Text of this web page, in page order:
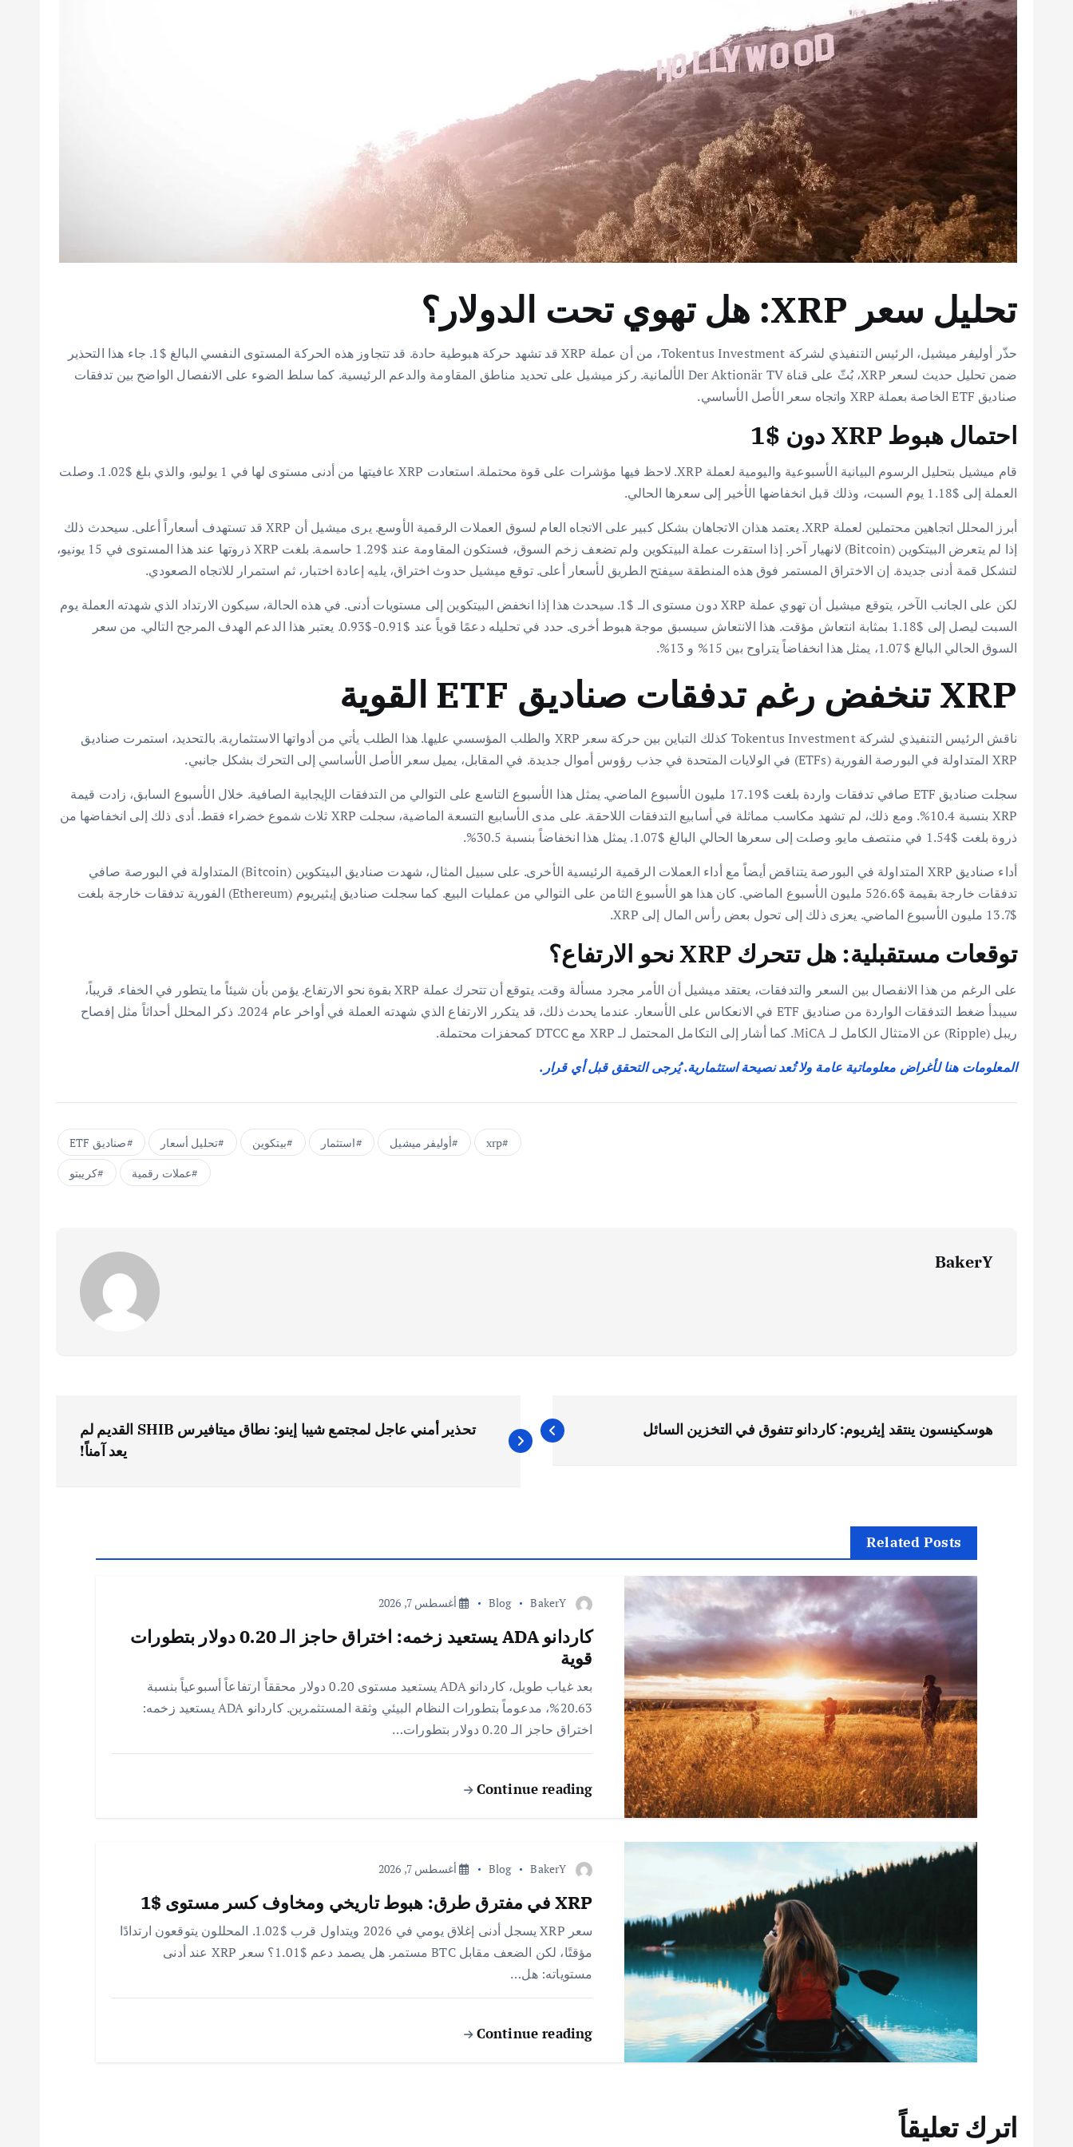
تحليل سعر XRP: هل تهوي تحت الدولار؟
حذّر أوليفر ميشيل، الرئيس التنفيذي لشركة Tokentus Investment، من أن عملة XRP قد تشهد حركة هبوطية حادة. قد تتجاوز هذه الحركة المستوى النفسي البالغ $1. جاء هذا التحذير
ضمن تحليل حديث لسعر XRP، بُثّ على قناة Der Aktionär TV الألمانية. ركز ميشيل على تحديد مناطق المقاومة والدعم الرئيسية. كما سلط الضوء على الانفصال الواضح بين تدفقات
صناديق ETF الخاصة بعملة XRP واتجاه سعر الأصل الأساسي.
احتمال هبوط XRP دون $1
قام ميشيل بتحليل الرسوم البيانية الأسبوعية واليومية لعملة XRP. لاحظ فيها مؤشرات على قوة محتملة. استعادت XRP عافيتها من أدنى مستوى لها في 1 يوليو، والذي بلغ $1.02. وصلت
العملة إلى $1.18 يوم السبت، وذلك قبل انخفاضها الأخير إلى سعرها الحالي.
أبرز المحلل اتجاهين محتملين لعملة XRP. يعتمد هذان الاتجاهان بشكل كبير على الاتجاه العام لسوق العملات الرقمية الأوسع. يرى ميشيل أن XRP قد تستهدف أسعاراً أعلى. سيحدث ذلك
إذا لم يتعرض البيتكوين (Bitcoin) لانهيار آخر. إذا استقرت عملة البيتكوين ولم تضعف زخم السوق، فستكون المقاومة عند $1.29 حاسمة. بلغت XRP ذروتها عند هذا المستوى في 15 يونيو،
لتشكل قمة أدنى جديدة. إن الاختراق المستمر فوق هذه المنطقة سيفتح الطريق لأسعار أعلى. توقع ميشيل حدوث اختراق، يليه إعادة اختبار، ثم استمرار للاتجاه الصعودي.
لكن على الجانب الآخر، يتوقع ميشيل أن تهوي عملة XRP دون مستوى الـ $1. سيحدث هذا إذا انخفض البيتكوين إلى مستويات أدنى. في هذه الحالة، سيكون الارتداد الذي شهدته العملة يوم
السبت ليصل إلى $1.18 بمثابة انتعاش مؤقت. هذا الانتعاش سيسبق موجة هبوط أخرى. حدد في تحليله دعمًا قوياً عند $0.91-$0.93. يعتبر هذا الدعم الهدف المرجح التالي. من سعر
السوق الحالي البالغ $1.07، يمثل هذا انخفاضاً يتراوح بين 15% و 13%.
XRP تنخفض رغم تدفقات صناديق ETF القوية
ناقش الرئيس التنفيذي لشركة Tokentus Investment كذلك التباين بين حركة سعر XRP والطلب المؤسسي عليها. هذا الطلب يأتي من أدواتها الاستثمارية. بالتحديد، استمرت صناديق
XRP المتداولة في البورصة الفورية (ETFs) في الولايات المتحدة في جذب رؤوس أموال جديدة. في المقابل، يميل سعر الأصل الأساسي إلى التحرك بشكل جانبي.
سجلت صناديق ETF صافي تدفقات واردة بلغت $17.19 مليون الأسبوع الماضي. يمثل هذا الأسبوع التاسع على التوالي من التدفقات الإيجابية الصافية. خلال الأسبوع السابق، زادت قيمة
XRP بنسبة 10.4%. ومع ذلك، لم تشهد مكاسب مماثلة في أسابيع التدفقات اللاحقة. على مدى الأسابيع التسعة الماضية، سجلت XRP ثلاث شموع خضراء فقط. أدى ذلك إلى انخفاضها من
ذروة بلغت $1.54 في منتصف مايو. وصلت إلى سعرها الحالي البالغ $1.07. يمثل هذا انخفاضاً بنسبة 30.5%.
أداء صناديق XRP المتداولة في البورصة يتناقض أيضاً مع أداء العملات الرقمية الرئيسية الأخرى. على سبيل المثال، شهدت صناديق البيتكوين (Bitcoin) المتداولة في البورصة صافي
تدفقات خارجة بقيمة $526.6 مليون الأسبوع الماضي. كان هذا هو الأسبوع الثامن على التوالي من عمليات البيع. كما سجلت صناديق إيثيريوم (Ethereum) الفورية تدفقات خارجة بلغت
$13.7 مليون الأسبوع الماضي. يعزى ذلك إلى تحول بعض رأس المال إلى XRP.
توقعات مستقبلية: هل تتحرك XRP نحو الارتفاع؟
على الرغم من هذا الانفصال بين السعر والتدفقات، يعتقد ميشيل أن الأمر مجرد مسألة وقت. يتوقع أن تتحرك عملة XRP بقوة نحو الارتفاع. يؤمن بأن شيئاً ما يتطور في الخفاء. قريباً،
سيبدأ ضغط التدفقات الواردة من صناديق ETF في الانعكاس على الأسعار. عندما يحدث ذلك، قد يتكرر الارتفاع الذي شهدته العملة في أواخر عام 2024. ذكر المحلل أحداثاً مثل إفصاح
ريبل (Ripple) عن الامتثال الكامل لـ MiCA. كما أشار إلى التكامل المحتمل لـ XRP مع DTCC كمحفزات محتملة.
المعلومات هنا لأغراض معلوماتية عامة ولا تُعد نصيحة استثمارية. يُرجى التحقق قبل أي قرار.
xrp أوليفر ميشيل استثمار بيتكوين تحليل أسعار
صناديق ETF
عملات رقمية
كريبتو
BakerY
هوسكينسون ينتقد إيثريوم: كاردانو تتفوق في التخزين السائل
تحذير أمني عاجل لمجتمع شيبا إينو: نطاق ميتافيرس SHIB القديم لم
يعد آمناً!
Related Posts
BakerY
Blog أغسطس 7, 2026
كاردانو ADA يستعيد زخمه: اختراق حاجز الـ 0.20 دولار بتطورات
قوية
بعد غياب طويل، كاردانو ADA يستعيد مستوى 0.20 دولار محققاً ارتفاعاً أسبوعياً بنسبة
20.63%، مدعوماً بتطورات النظام البيئي وثقة المستثمرين. كاردانو ADA يستعيد زخمه:
اختراق حاجز الـ 0.20 دولار بتطورات…
Continue reading
BakerY
Blog أغسطس 7, 2026
XRP في مفترق طرق: هبوط تاريخي ومخاوف كسر مستوى $1
سعر XRP يسجل أدنى إغلاق يومي في 2026 ويتداول قرب $1.02. المحللون يتوقعون ارتدادًا
مؤقتًا، لكن الضعف مقابل BTC مستمر. هل يصمد دعم $1.01؟ سعر XRP عند أدنى
مستوياته: هل…
Continue reading
اترك تعليقاً